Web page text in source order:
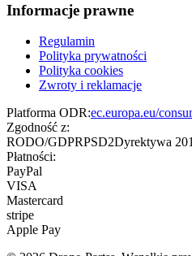
Informacje prawne
Regulamin
Polityka prywatności
Polityka cookies
Zwroty i reklamacje
Platforma ODR:ec.europa.eu/
Zgodność z:
RODO/GDPRPSD2Dyrektywa
Płatności:
PayPal
VISA
Mastercard
stripe
Apple Pay